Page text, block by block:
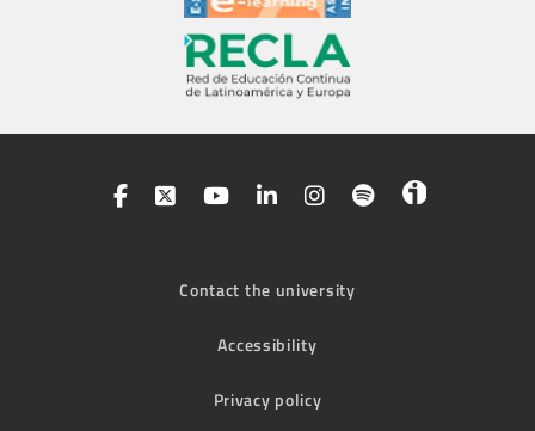
Contact the university
Accessibility
Privacy policy